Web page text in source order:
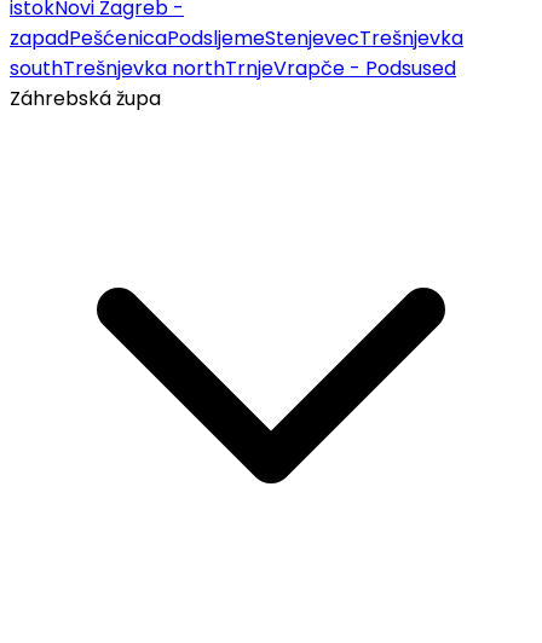
istokNovi Zagreb -
zapadPešćenicaPodsljemeStenjevecTrešnjevka
southTrešnjevka northTrnjeVrapče - Podsused
Záhrebská župa